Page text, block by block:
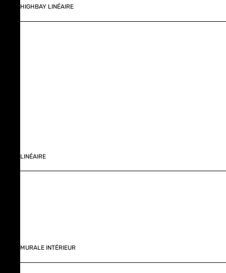
HIGHBAY LINÉAIRE
LINÉAIRE
MURALE INTÉRIEUR